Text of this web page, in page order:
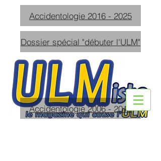
Accidentologie 2016 - 2025
Dossier spécial "débuter l'ULM"
Accidentologie 2006 - 2015